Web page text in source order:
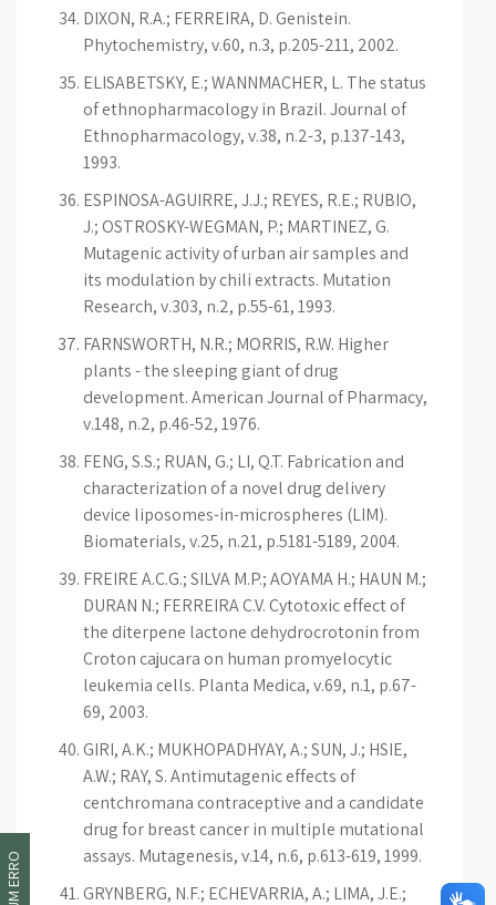
DIXON, R.A.; FERREIRA, D. Genistein.
Phytochemistry, v.60, n.3, p.205-211, 2002.
ELISABETSKY, E.; WANNMACHER, L. The status
of ethnopharmacology in Brazil. Journal of
Ethnopharmacology, v.38, n.2-3, p.137-143,
1993.
ESPINOSA-AGUIRRE, J.J.; REYES, R.E.; RUBIO,
J.; OSTROSKY-WEGMAN, P.; MARTINEZ, G.
Mutagenic activity of urban air samples and
its modulation by chili extracts. Mutation
Research, v.303, n.2, p.55-61, 1993.
FARNSWORTH, N.R.; MORRIS, R.W. Higher
plants - the sleeping giant of drug
development. American Journal of Pharmacy,
v.148, n.2, p.46-52, 1976.
FENG, S.S.; RUAN, G.; LI, Q.T. Fabrication and
characterization of a novel drug delivery
device liposomes-in-microspheres (LIM).
Biomaterials, v.25, n.21, p.5181-5189, 2004.
FREIRE A.C.G.; SILVA M.P.; AOYAMA H.; HAUN M.;
DURAN N.; FERREIRA C.V. Cytotoxic effect of
the diterpene lactone dehydrocrotonin from
Croton cajucara on human promyelocytic
leukemia cells. Planta Medica, v.69, n.1, p.67-
69, 2003.
GIRI, A.K.; MUKHOPADHYAY, A.; SUN, J.; HSIE,
A.W.; RAY, S. Antimutagenic effects of
centchromana contraceptive and a candidate
drug for breast cancer in multiple mutational
assays. Mutagenesis, v.14, n.6, p.613-619, 1999.
GRYNBERG, N.F.; ECHEVARRIA, A.; LIMA, J.E.;